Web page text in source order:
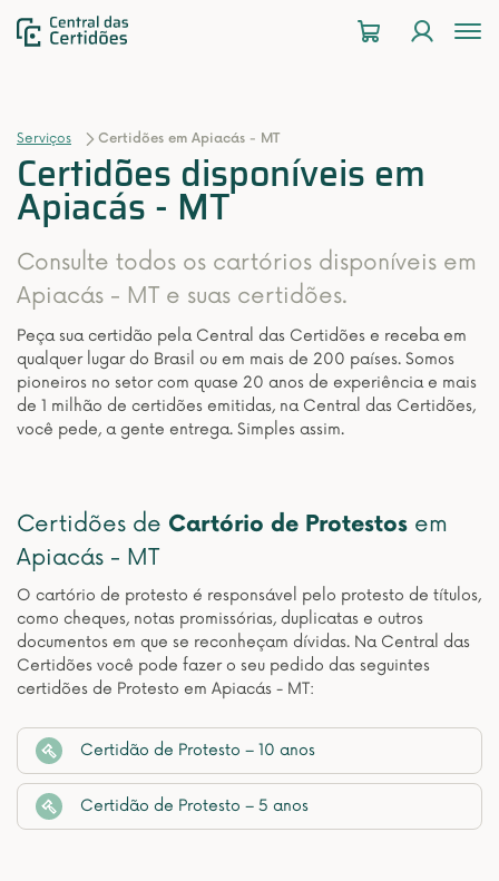
Serviços Certidões em Apiacás - MT
Certidões disponíveis em
Apiacás - MT
Consulte todos os cartórios disponíveis em
Apiacás - MT e suas certidões.
Peça sua certidão pela Central das Certidões e receba em
qualquer lugar do Brasil ou em mais de 200 países. Somos
pioneiros no setor com quase 20 anos de experiência e mais
de 1 milhão de certidões emitidas, na Central das Certidões,
você pede, a gente entrega. Simples assim.
Certidões de Cartório de Protestos em
Apiacás - MT
O cartório de protesto é responsável pelo protesto de títulos,
como cheques, notas promissórias, duplicatas e outros
documentos em que se reconheçam dívidas. Na Central das
Certidões você pode fazer o seu pedido das seguintes
certidões de Protesto em Apiacás - MT:
Certidão de Protesto – 10 anos
Certidão de Protesto – 5 anos